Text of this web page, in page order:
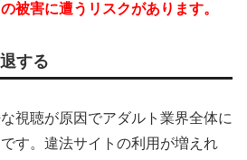
被害に遭うリスクがあります。
する
視聴が原因でアダルト業界全体に
す。違法サイトの利用が増えれ